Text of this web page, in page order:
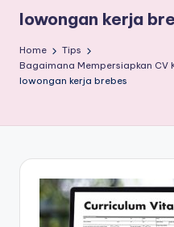
lowongan kerja
Home
Tips
Bagaimana Mempersiapkan CV
lowongan kerja brebes